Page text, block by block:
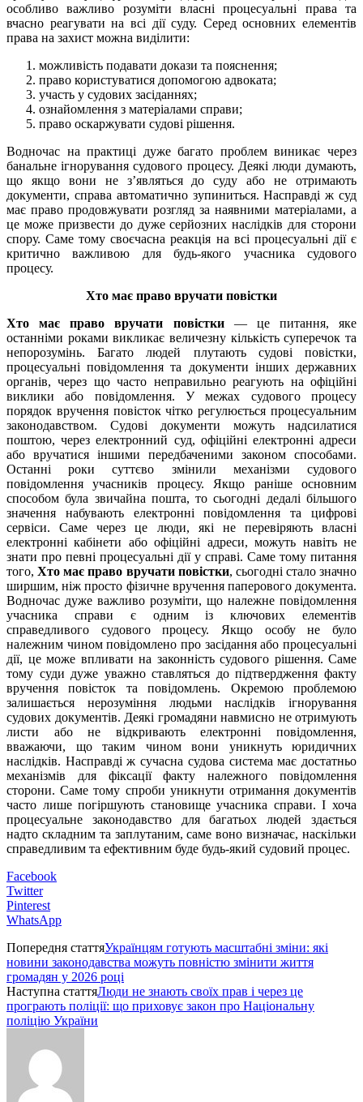
особливо важливо розуміти власні процесуальні права та
вчасно реагувати на всі дії суду. Серед основних елементів
права на захист можна виділити:
можливість подавати докази та пояснення;
право користуватися допомогою адвоката;
участь у судових засіданнях;
ознайомлення з матеріалами справи;
право оскаржувати судові рішення.
Водночас на практиці дуже багато проблем виникає через
банальне ігнорування судового процесу. Деякі люди думають,
що якщо вони не з’являться до суду або не отримають
документи, справа автоматично зупиниться. Насправді ж суд
має право продовжувати розгляд за наявними матеріалами, а
це може призвести до дуже серйозних наслідків для сторони
спору. Саме тому своєчасна реакція на всі процесуальні дії є
критично важливою для будь-якого учасника судового
процесу.
Хто має право вручати повістки
Хто має право вручати повістки— це питання, яке
останніми роками викликає величезну кількість суперечок та
непорозумінь. Багато людей плутають судові повістки,
процесуальні повідомлення та документи інших державних
органів, через що часто неправильно реагують на офіційні
виклики або повідомлення. У межах судового процесу
порядок вручення повісток чітко регулюється процесуальним
законодавством. Судові документи можуть надсилатися
поштою, через електронний суд, офіційні електронні адреси
або вручатися іншими передбаченими законом способами.
Останні роки суттєво змінили механізми судового
повідомлення учасників процесу. Якщо раніше основним
способом була звичайна пошта, то сьогодні дедалі більшого
значення набувають електронні повідомлення та цифрові
сервіси. Саме через це люди, які не перевіряють власні
електронні кабінети або офіційні адреси, можуть навіть не
знати про певні процесуальні дії у справі. Саме тому питання
того,Хто має право вручати повістки, сьогодні стало значно
ширшим, ніж просто фізичне вручення паперового документа.
Водночас дуже важливо розуміти, що належне повідомлення
учасника справи є одним із ключових елементів
справедливого судового процесу. Якщо особу не було
належним чином повідомлено про засідання або процесуальні
дії, це може впливати на законність судового рішення. Саме
тому суди дуже уважно ставляться до підтвердження факту
вручення повісток та повідомлень. Окремою проблемою
залишається нерозуміння людьми наслідків ігнорування
судових документів. Деякі громадяни навмисно не отримують
листи або не відкривають електронні повідомлення,
вважаючи, що таким чином вони уникнуть юридичних
наслідків. Насправді ж сучасна судова система має достатньо
механізмів для фіксації факту належного повідомлення
сторони. Саме тому спроби уникнути отримання документів
часто лише погіршують становище учасника справи. І хоча
процесуальне законодавство для багатьох людей здається
надто складним та заплутаним, саме воно визначає, наскільки
справедливим та ефективним буде будь-який судовий процес.
Facebook
Twitter
Pinterest
WhatsApp
Попередня статтяУкраїнцям готують масштабні зміни: які
новини законодавства можуть повністю змінити життя
громадян у 2026 році
Наступна статтяЛюди не знають своїх прав і через це
програють поліції: що приховує закон про Національну
поліцію України